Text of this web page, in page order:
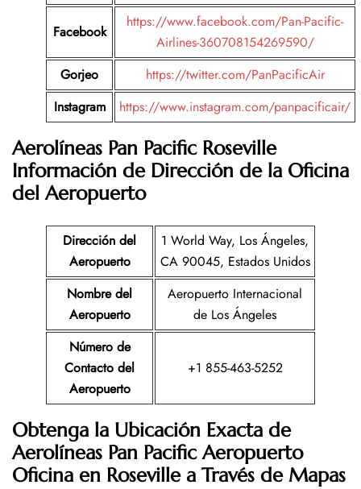
Facebook
https://www.facebook.com/Pan-Pacific-
Airlines-360708154269590/
Gorjeo
https://twitter.com/PanPacificAir
Instagram
https://www.instagram.com/panpacificair/
Aerolíneas Pan Pacific Roseville
Información de Dirección de la Oficina
del Aeropuerto
Dirección del
Aeropuerto
1 World Way, Los Ángeles,
CA 90045, Estados Unidos
Nombre del
Aeropuerto
Aeropuerto Internacional
de Los Ángeles
Número de
Contacto del
Aeropuerto
+1 855-463-5252
Obtenga la Ubicación Exacta de
Aerolíneas Pan Pacific Aeropuerto
Oficina en Roseville a Través de Mapas